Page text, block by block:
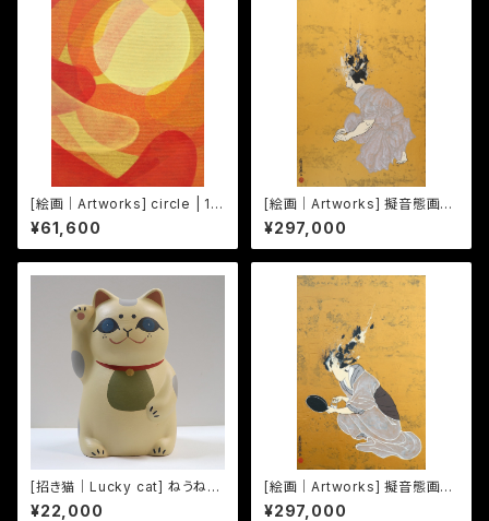
[絵画｜Artworks] circle | 17
-03
¥61,600
[絵画｜Artworks] 擬音態画伝
ゆたゆた｜Yutayuta
¥297,000
[招き猫｜Lucky cat] ねうねう
ねこま -33-
¥22,000
[絵画｜Artworks] 擬音態画伝
うんすん｜Unsun
¥297,000